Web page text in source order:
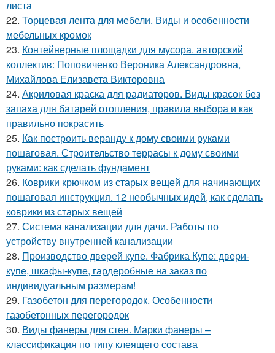
листа
22. Торцевая лента для мебели. Виды и особенности
мебельных кромок
23. Контейнерные площадки для мусора. авторский
коллектив: Поповиченко Вероника Александровна,
Михайлова Елизавета Викторовна
24. Акриловая краска для радиаторов. Виды красок без
запаха для батарей отопления, правила выбора и как
правильно покрасить
25. Как построить веранду к дому своими руками
пошаговая. Строительство террасы к дому своими
руками: как сделать фундамент
26. Коврики крючком из старых вещей для начинающих
пошаговая инструкция. 12 необычных идей, как сделать
коврики из старых вещей
27. Система канализации для дачи. Работы по
устройству внутренней канализации
28. Производство дверей купе. Фабрика Купе: двери-
купе, шкафы-купе, гардеробные на заказ по
индивидуальным размерам!
29. Газобетон для перегородок. Особенности
газобетонных перегородок
30. Виды фанеры для стен. Марки фанеры –
классификация по типу клеящего состава